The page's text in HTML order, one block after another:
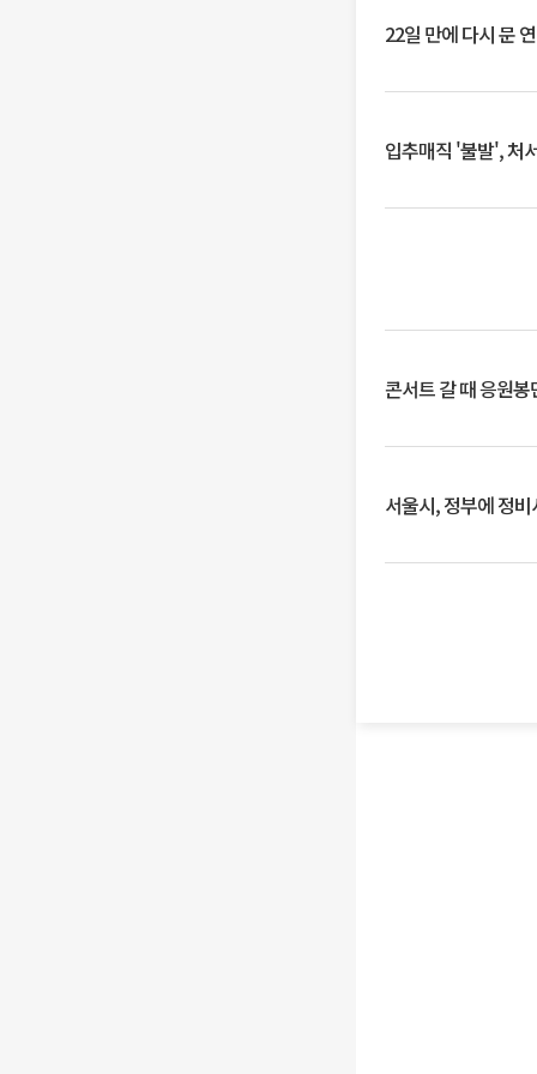
22일 만에 다시 문
입추매직 '불발', 처
콘서트 갈 때 응원
서울시, 정부에 정